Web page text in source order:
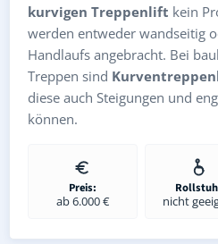
kurvigen Treppenlift kein
werden entweder wandseitig
Handlaufs angebracht. Bei
Treppen sind
diese auch Steigungen und
können.
Preis:
ab 6.000 € nicht